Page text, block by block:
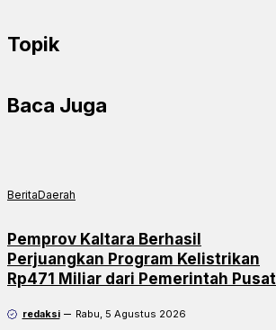
Topik
Baca Juga
BeritaDaerah
Pemprov Kaltara Berhasil
Perjuangkan Program Kelistrikan
Rp471 Miliar dari Pemerintah Pusat
redaksi Rabu, 5 Agustus 2026